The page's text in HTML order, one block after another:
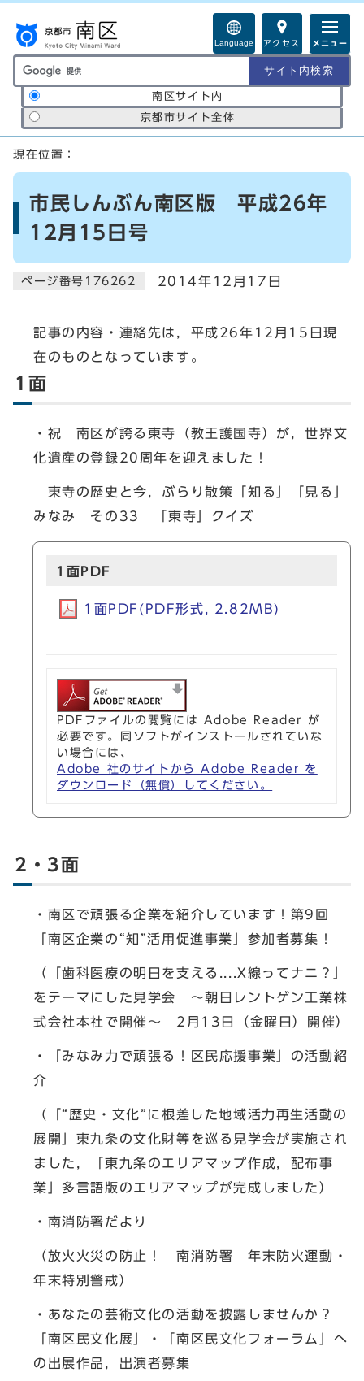
Language アクセス メニュー
サイト内検索の範囲
南区サイト内
京都市サイト全体
ここから本文です
現在位置：
市民しんぶん南区版 平成26年
12月15日号
ページ番号176262 2014年12月17日
記事の内容・連絡先は，平成26年12月15日現
在のものとなっています。
1面
・祝 南区が誇る東寺（教王護国寺）が，世界文
化遺産の登録20周年を迎えました！
東寺の歴史と今，ぶらり散策「知る」「見る」
みなみ その33 「東寺」クイズ
1面PDF
1面PDF(PDF形式, 2.82MB)
PDFファイルの閲覧には Adobe Reader が
必要です。同ソフトがインストールされていな
い場合には、
Adobe 社のサイトから Adobe Reader を
ダウンロード（無償）してください。
2・3面
・南区で頑張る企業を紹介しています！第9回
「南区企業の“知”活用促進事業」参加者募集！
（「歯科医療の明日を支える....X線ってナニ？」
をテーマにした見学会 ～朝日レントゲン工業株
式会社本社で開催～ 2月13日（金曜日）開催）
・「みなみ力で頑張る！区民応援事業」の活動紹
介
（「“歴史・文化”に根差した地域活力再生活動の
展開」東九条の文化財等を巡る見学会が実施され
ました，「東九条のエリアマップ作成，配布事
業」多言語版のエリアマップが完成しました）
・南消防署だより
（放火火災の防止！ 南消防署 年末防火運動・
年末特別警戒）
・あなたの芸術文化の活動を披露しませんか？
「南区民文化展」・「南区民文化フォーラム」へ
の出展作品，出演者募集